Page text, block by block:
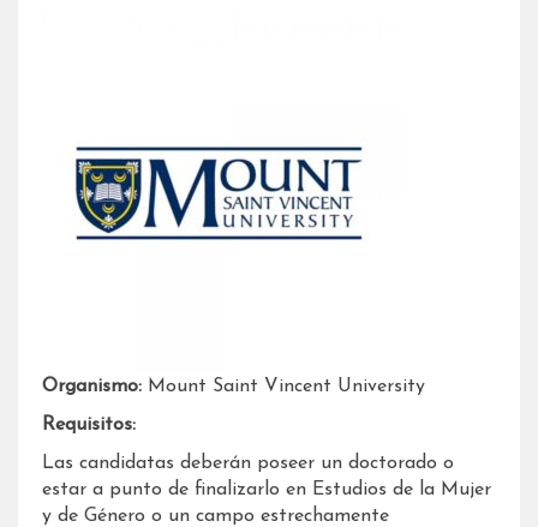
Organismo: Mount Saint Vincent University
Requisitos:
Las candidatas deberán poseer un doctorado o
estar a punto de finalizarlo en Estudios de la Mujer
y de Género o un campo estrechamente